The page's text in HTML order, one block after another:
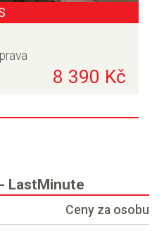
8 390 Kč
LastMinute
Ceny za osobu